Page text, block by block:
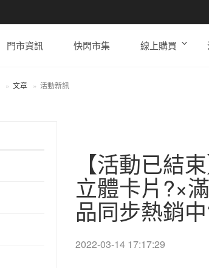
門市資訊 快閃市集 線上購買
文章 活動新訊
【活動已結
立體卡片?×
品同步熱銷
2022-03-14 17:17:29